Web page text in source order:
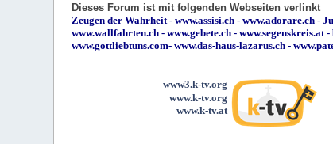
Dieses Forum ist mit folgenden Webseiten verlinkt
Zeugen der Wahrheit -www.assisi.ch -www.adorare.ch -
www.wallfahrten.ch -www.gebete.ch -www.segenskreis.at -
www.gottliebtuns.com-www.das-haus-lazarus.ch -
www3.k-tv.org
www.k-tv.org
www.k-tv.at